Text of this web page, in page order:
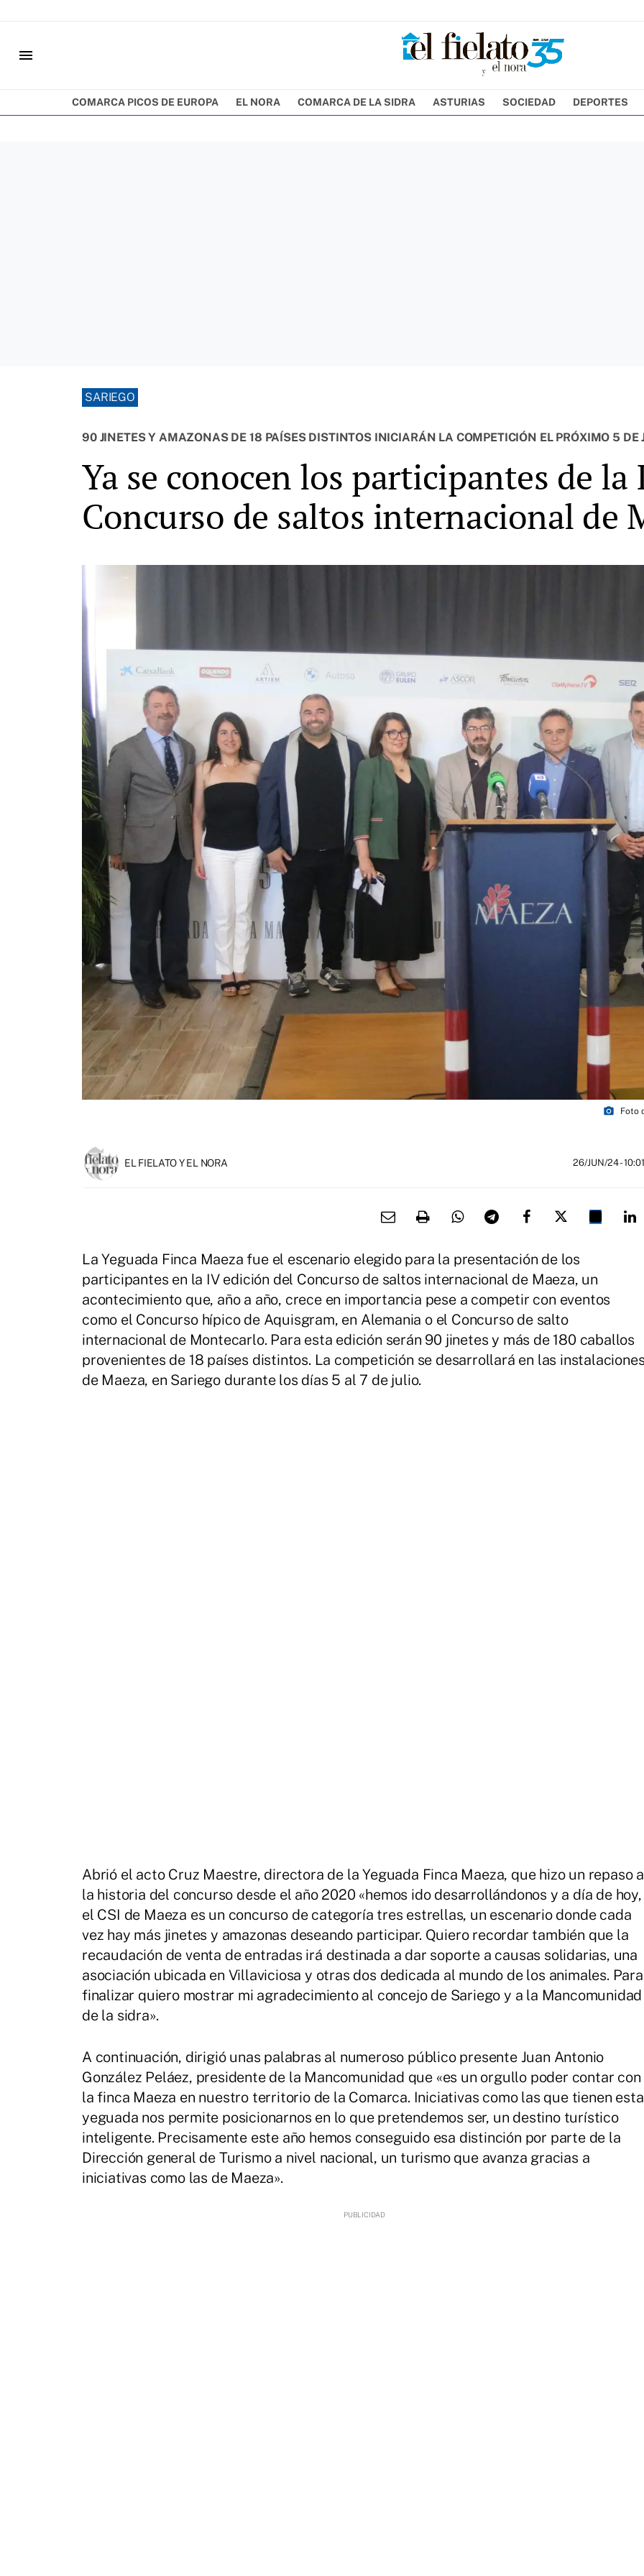
menu
COMARCA PICOS DE EUROPA EL NORA COMARCA DE LA SIDRA ASTURIAS SOCIEDAD DEPORTES
SARIEGO
90 JINETES Y AMAZONAS DE 18 PAÍSES DISTINTOS INICIARÁN LA COMPETICIÓN EL PRÓXIMO 5 DE
Ya se conocen los participantes de
Concurso de saltos internacional de
photo_camera Foto
EL FIELATO Y EL NORA 26/JUN/24- 10:01
La Yeguada Finca Maeza fue el escenario elegido para la presentación de los
participantes en la IV edición del Concurso de saltos internacional de Maeza, un
acontecimiento que, año a año, crece en importancia pese a competir con eventos
como el Concurso hípico de Aquisgram, en Alemania o el Concurso de salto
internacional de Montecarlo. Para esta edición serán 90 jinetes y más de 180 caballos
provenientes de 18 países distintos. La competición se desarrollará en las instalaciones
de Maeza, en Sariego durante los días 5 al 7 de julio.
Abrió el acto Cruz Maestre, directora de la Yeguada Finca Maeza, que hizo un repaso a
la historia del concurso desde el año 2020 «hemos ido desarrollándonos y a día de hoy,
el CSI de Maeza es un concurso de categoría tres estrellas, un escenario donde cada
vez hay más jinetes y amazonas deseando participar. Quiero recordar también que la
recaudación de venta de entradas irá destinada a dar soporte a causas solidarias, una
asociación ubicada en Villaviciosa y otras dos dedicada al mundo de los animales. Para
finalizar quiero mostrar mi agradecimiento al concejo de Sariego y a la Mancomunidad
de la sidra».
A continuación, dirigió unas palabras al numeroso público presente Juan Antonio
González Peláez, presidente de la Mancomunidad que «es un orgullo poder contar con
la finca Maeza en nuestro territorio de la Comarca. Iniciativas como las que tienen esta
yeguada nos permite posicionarnos en lo que pretendemos ser, un destino turístico
inteligente. Precisamente este año hemos conseguido esa distinción por parte de la
Dirección general de Turismo a nivel nacional, un turismo que avanza gracias a
iniciativas como las de Maeza».